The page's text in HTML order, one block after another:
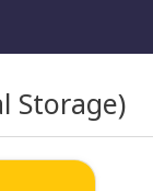
Storage)